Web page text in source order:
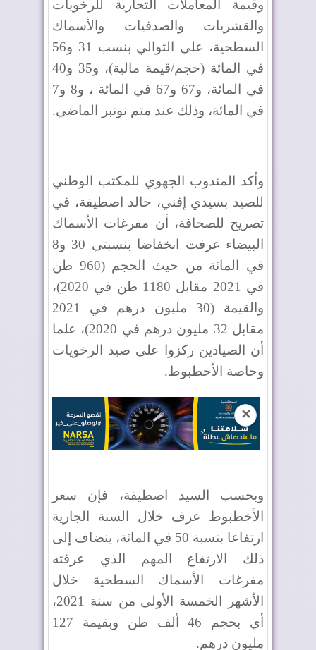
وقيمة المعاملات التجارية للرخويات
والقشريات والصدفيات والأسماك
السطحية، على التوالي بنسب 31 و56
في المائة (حجم/قيمة مالية)، و35 و40
في المائة، و67 و67 في المائة ، و8 و7
في المائة، وذلك عند متم نونبر الماضي.
وأكد المندوب الجهوي للمكتب الوطني
للصيد بسيدي إفني، خالد اصطيفة، في
تصريح للصحافة، أن مفرغات الأسماك
البيضاء عرفت انخفاضا بنسبتي 30 و8
في المائة من حيث الحجم (960 طن
في 2021 مقابل 1180 طن في 2020)،
والقيمة (30 مليون درهم في 2021
مقابل 32 مليون درهم في 2020)، علما
أن الصيادين ركزوا على صيد الرخويات
وخاصة الأخطبوط.
✕
وبحسب السيد اصطيفة، فإن سعر
الأخطبوط عرف خلال السنة الجارية
ارتفاعا بنسبة 50 في المائة، ينضاف إلى
ذلك الارتفاع المهم الذي عرفته
مفرغات الأسماك السطحية خلال
الأشهر الخمسة الأولى من سنة 2021،
أي بحجم 46 ألف طن وبقيمة 127
مليون درهم.